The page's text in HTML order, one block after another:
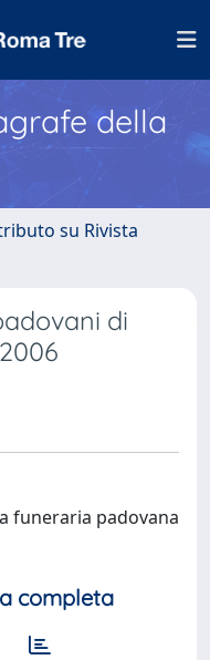
della
su Rivista
di
funeraria padovana
completa